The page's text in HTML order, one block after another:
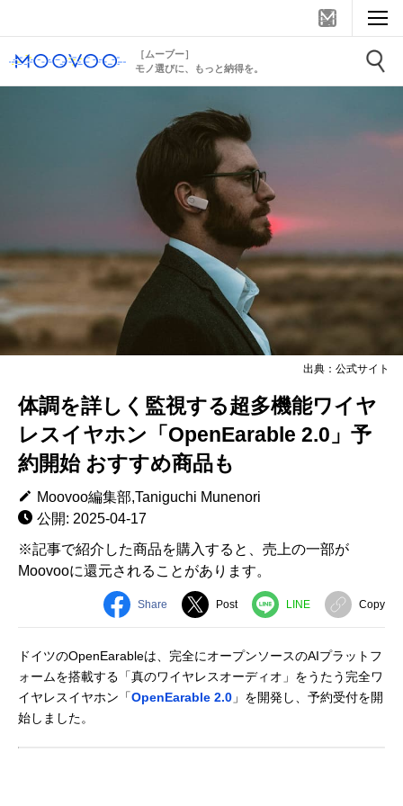
［ムーブー］
モノ選びに、もっと納得を。
出典：公式サイト
体調を詳しく監視する超多機能ワイヤ
レスイヤホン「OpenEarable 2.0」予
約開始 おすすめ商品も
Moovoo編集部,Taniguchi Munenori
公開: 2025-04-17
※記事で紹介した商品を購入すると、売上の一部が
Moovooに還元されることがあります。
Share Post LINE Copy
ドイツのOpenEarableは、完全にオープンソースのAIプラットフ
ォームを搭載する「真のワイヤレスオーディオ」をうたう完全ワ
イヤレスイヤホン「OpenEarable 2.0 」を開発し、予約受付を開
始しました。